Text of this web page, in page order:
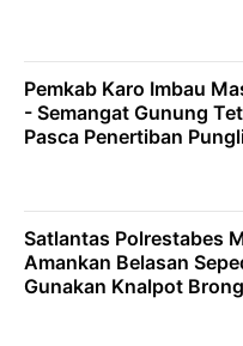
Pemkab Karo Imbau
- Semangat Gunung
Pasca Penertiban
Satlantas Polrestabes
Amankan Belasan
Gunakan Knalpot Brong